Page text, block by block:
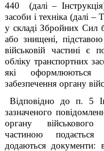
440 (далі –
засоби і техніка (далі –
у складі Збройних Сил
або знищені,
військовій частині є
обліку транспортних
які оформлюються
забезпечення органу
Відповідно до п. 5
зазначеного
органу військового
частиною
додаються документи: